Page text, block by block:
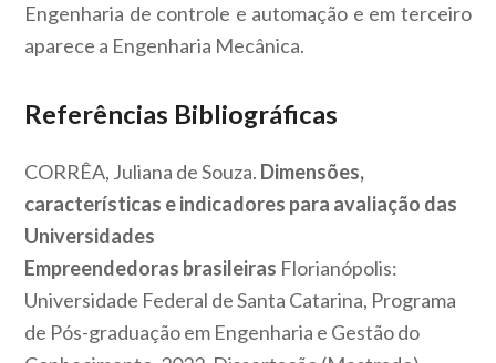
Engenharia de controle e automação e em terceiro
aparece a Engenharia Mecânica.
Referências Bibliográficas
CORRÊA, Juliana de Souza. Dimensões,
características e indicadores para avaliação das
Universidades
Empreendedoras brasileiras Florianópolis:
Universidade Federal de Santa Catarina, Programa
de Pós-graduação em Engenharia e Gestão do